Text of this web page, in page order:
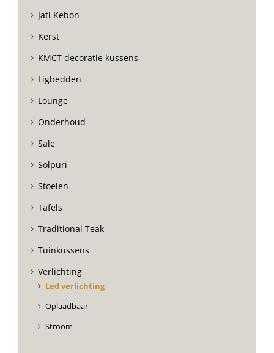
Jati Kebon
Kerst
KMCT decoratie kussens
Ligbedden
Lounge
Onderhoud
Sale
Solpuri
Stoelen
Tafels
Traditional Teak
Tuinkussens
Verlichting
Led verlichting
Oplaadbaar
Stroom